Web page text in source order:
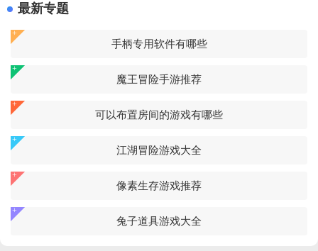
最新专题
手柄专用软件有哪些
魔王冒险手游推荐
可以布置房间的游戏有哪些
江湖冒险游戏大全
像素生存游戏推荐
兔子道具游戏大全